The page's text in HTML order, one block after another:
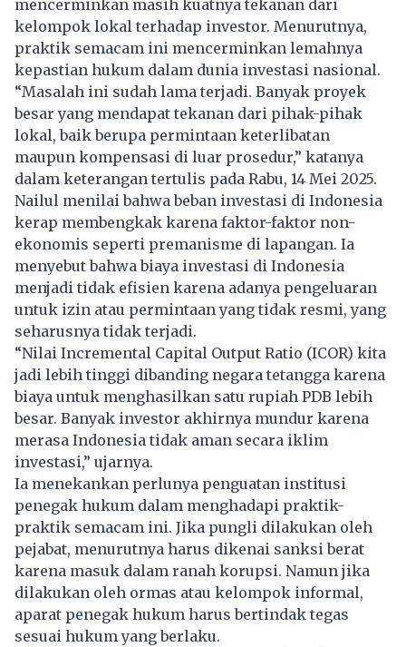
mencerminkan masih kuatnya tekanan dari
kelompok lokal terhadap investor. Menurutnya,
praktik semacam ini mencerminkan lemahnya
kepastian hukum dalam dunia investasi nasional.
“Masalah ini sudah lama terjadi. Banyak proyek
besar yang mendapat tekanan dari pihak-pihak
lokal, baik berupa permintaan keterlibatan
maupun kompensasi di luar prosedur,” katanya
dalam keterangan tertulis pada Rabu, 14 Mei 2025.
Nailul menilai bahwa beban investasi di Indonesia
kerap membengkak karena faktor-faktor non-
ekonomis seperti premanisme di lapangan. Ia
menyebut bahwa biaya investasi di Indonesia
menjadi tidak efisien karena adanya pengeluaran
untuk izin atau permintaan yang tidak resmi, yang
seharusnya tidak terjadi.
“Nilai Incremental Capital Output Ratio (ICOR) kita
jadi lebih tinggi dibanding negara tetangga karena
biaya untuk menghasilkan satu rupiah PDB lebih
besar. Banyak investor akhirnya mundur karena
merasa Indonesia tidak aman secara iklim
investasi,” ujarnya.
Ia menekankan perlunya penguatan institusi
penegak hukum dalam menghadapi praktik-
praktik semacam ini. Jika pungli dilakukan oleh
pejabat, menurutnya harus dikenai sanksi berat
karena masuk dalam ranah korupsi. Namun jika
dilakukan oleh ormas atau kelompok informal,
aparat penegak hukum harus bertindak tegas
sesuai hukum yang berlaku.